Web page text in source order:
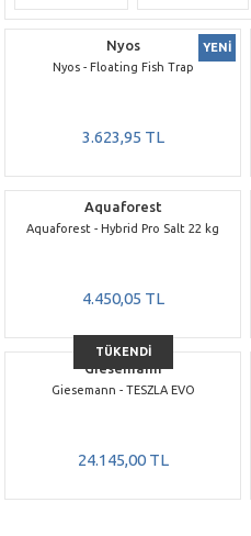
YENİ
Nyos
Nyos - Floating Fish Trap
3.623,95 TL
Aquaforest
Aquaforest - Hybrid Pro Salt 22 kg
4.450,05 TL
TÜKENDİ
Giesemann
Giesemann - TESZLA EVO
24.145,00 TL